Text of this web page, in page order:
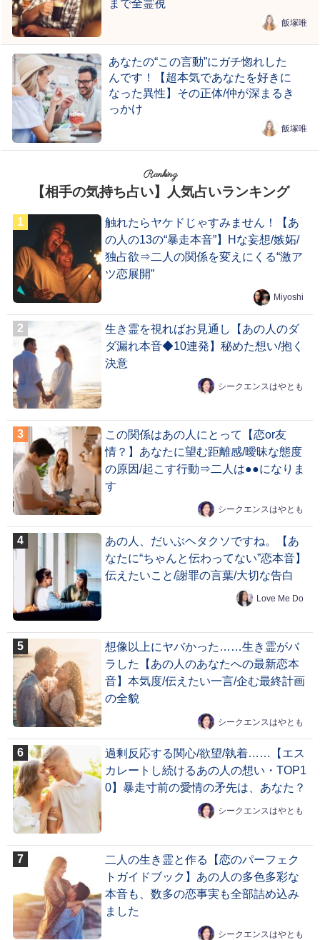
まで全霊視
飯塚唯
あなたの“この言動”にガチ惚れした
んです！【超本気であなたを好きに
なった異性】その正体/仲が深まるき
っかけ
飯塚唯
Ranking
【相手の気持ち占い】人気占いランキング
触れたらヤケドじゃすみません！【あ
の人の13の“暴走本音”】Hな妄想/嫉妬/
独占欲⇒二人の関係を変えにくる“激ア
ツ恋展開”
Miyoshi
生き霊を視ればお見通し【あの人のダ
ダ漏れ本音◆10連発】秘めた想い/抱く
決意
シークエンスはやとも
この関係はあの人にとって【恋or友
情？】あなたに望む距離感/曖昧な態度
の原因/起こす行動⇒二人は●●になりま
す
シークエンスはやとも
あの人、だいぶヘタクソですね。【あ
なたに“ちゃんと伝わってない”恋本音】
伝えたいこと/謝罪の言葉/大切な告白
Love Me Do
想像以上にヤバかった……生き霊がバ
ラした【あの人のあなたへの最新恋本
音】本気度/伝えたい一言/企む最終計画
の全貌
シークエンスはやとも
過剰反応する関心/欲望/執着……【エス
カレートし続けるあの人の想い・TOP1
0】暴走寸前の愛情の矛先は、あなた？
シークエンスはやとも
二人の生き霊と作る【恋のパーフェク
トガイドブック】あの人の多色多彩な
本音も、数多の恋事実も全部詰め込み
ました
シークエンスはやとも